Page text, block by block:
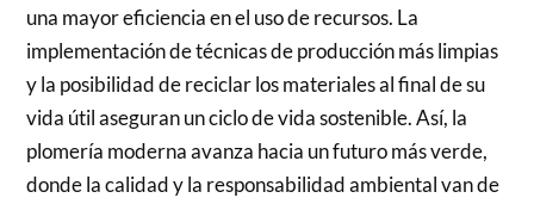
una mayor eficiencia en el uso de recursos. La
implementación de técnicas de producción más limpias
y la posibilidad de reciclar los materiales al final de su
vida útil aseguran un ciclo de vida sostenible. Así, la
plomería moderna avanza hacia un futuro más verde,
donde la calidad y la responsabilidad ambiental van de